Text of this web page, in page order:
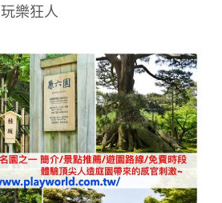
玩樂狂人